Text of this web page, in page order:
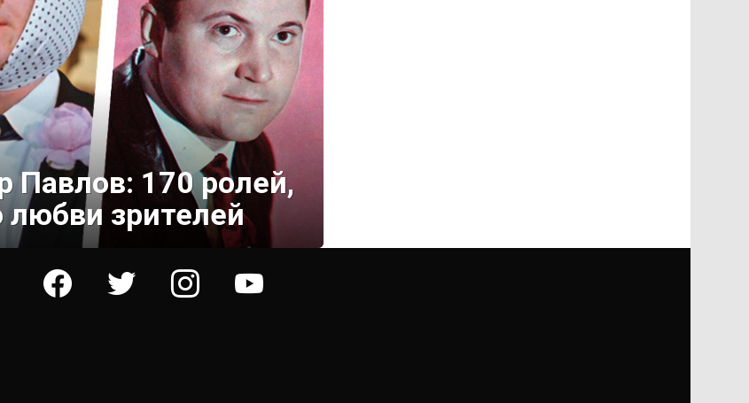
Павлов: 170 ролей,
зрителей
facebook twitter instagram youtube